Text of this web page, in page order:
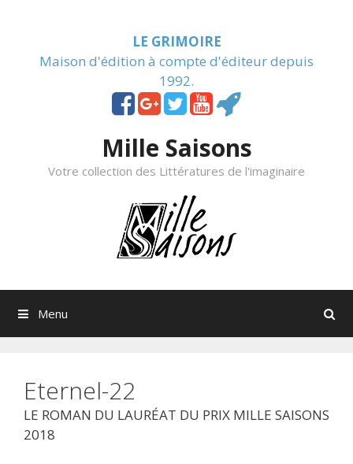
LE GRIMOIRE
Maison d'édition à compte d'éditeur depuis
1992.
Mille Saisons
Votre collection des Littératures de l'imaginaire
Rechercher
Menu
Eternel-22
LE ROMAN DU LAURÉAT DU PRIX MILLE SAISONS
2018